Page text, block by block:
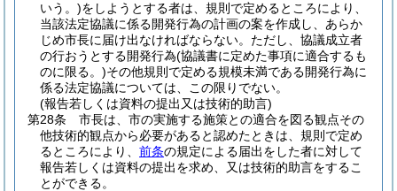
いう。)をしようとする者は、規則で定めるところにより、
当該法定協議に係る開発行為の計画の案を作成し、あらか
じめ市長に届け出なければならない。 ただし、協議成立者
の行おうとする開発行為(協議書に定めた事項に適合するも
のに限る。)その他規則で定める規模未満である開発行為に
係る法定協議については、この限りでない。
(報告若しくは資料の提出又は技術的助言)
第28条
市長は、市の実施する施策との適合を図る観点その
他技術的観点から必要があると認めたときは、規則で定め
るところにより、 前条の規定による届出をした者に対して
報告若しくは資料の提出を求め、又は技術的助言をするこ
とができる。